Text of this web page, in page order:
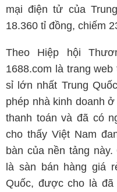
mại điện tử của
18.360 tỉ đồng, chiếm
Theo Hiệp hội
1688.com là trang
sỉ lớn nhất Trung
phép nhà kinh doanh
thanh toán và đã có
cho thấy Việt Nam
bàn của nền tảng
là sàn bán hàng giá
Quốc, được cho là